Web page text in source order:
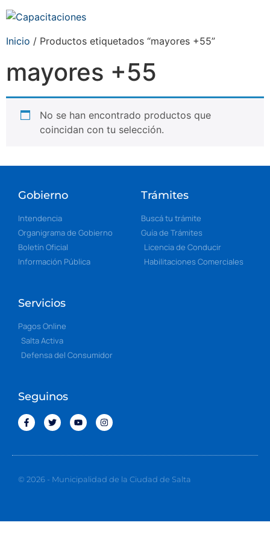
Inicio / Productos etiquetados “mayores +55”
mayores +55
No se han encontrado productos que
coincidan con tu selección.
Gobierno
Intendencia
Organigrama de Gobierno
Boletín Oficial
Información Pública
Trámites
Buscá tu trámite
Guía de Trámites
Licencia de Conducir
Habilitaciones Comerciales
Servicios
Pagos Online
Salta Activa
Defensa del Consumidor
Seguinos
© 2026 - Municipalidad de la Ciudad de Salta